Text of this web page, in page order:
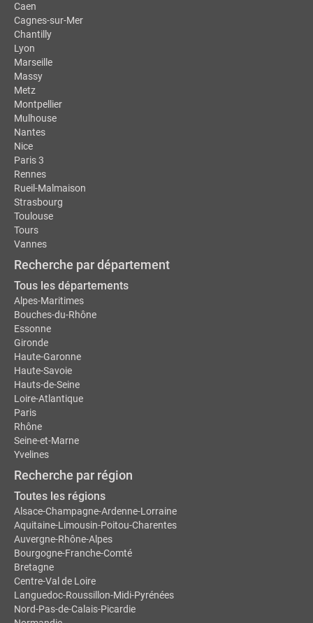
Caen
Cagnes-sur-Mer
Chantilly
Lyon
Marseille
Massy
Metz
Montpellier
Mulhouse
Nantes
Nice
Paris 3
Rennes
Rueil-Malmaison
Strasbourg
Toulouse
Tours
Vannes
Recherche par département
Tous les départements
Alpes-Maritimes
Bouches-du-Rhône
Essonne
Gironde
Haute-Garonne
Haute-Savoie
Hauts-de-Seine
Loire-Atlantique
Paris
Rhône
Seine-et-Marne
Yvelines
Recherche par région
Toutes les régions
Alsace-Champagne-Ardenne-Lorraine
Aquitaine-Limousin-Poitou-Charentes
Auvergne-Rhône-Alpes
Bourgogne-Franche-Comté
Bretagne
Centre-Val de Loire
Languedoc-Roussillon-Midi-Pyrénées
Nord-Pas-de-Calais-Picardie